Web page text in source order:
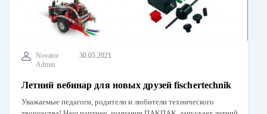
Novator
Admin
30.05.2021
Летний вебинар для новых друзей fischertechnik
Уважаемые педагоги, родители и любители технического